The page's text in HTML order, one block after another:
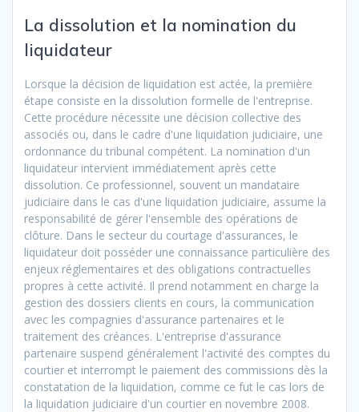
La dissolution et la nomination du
liquidateur
Lorsque la décision de liquidation est actée, la première
étape consiste en la dissolution formelle de l'entreprise.
Cette procédure nécessite une décision collective des
associés ou, dans le cadre d'une liquidation judiciaire, une
ordonnance du tribunal compétent. La nomination d'un
liquidateur intervient immédiatement après cette
dissolution. Ce professionnel, souvent un mandataire
judiciaire dans le cas d'une liquidation judiciaire, assume la
responsabilité de gérer l'ensemble des opérations de
clôture. Dans le secteur du courtage d'assurances, le
liquidateur doit posséder une connaissance particulière des
enjeux réglementaires et des obligations contractuelles
propres à cette activité. Il prend notamment en charge la
gestion des dossiers clients en cours, la communication
avec les compagnies d'assurance partenaires et le
traitement des créances. L'entreprise d'assurance
partenaire suspend généralement l'activité des comptes du
courtier et interrompt le paiement des commissions dès la
constatation de la liquidation, comme ce fut le cas lors de
la liquidation judiciaire d'un courtier en novembre 2008.